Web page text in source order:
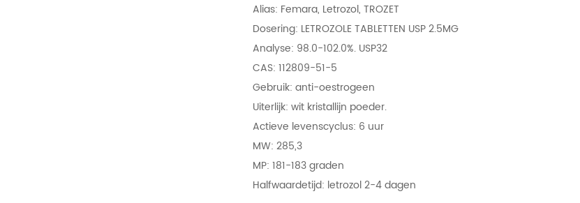
Alias: Femara, Letrozol, TROZET
Dosering: LETROZOLE TABLETTEN USP 2.5MG
Analyse: 98.0-102.0%. USP32
CAS: 112809-51-5
Gebruik: anti-oestrogeen
Uiterlijk: wit kristallijn poeder.
Actieve levenscyclus: 6 uur
MW: 285,3
MP: 181-183 graden
Halfwaardetijd: letrozol 2-4 dagen